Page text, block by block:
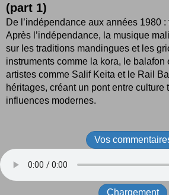
(part 1)
De l’indépendance aux années 1980
Après l’indépendance, la musique
sur les traditions mandingues et les
instruments comme la kora, le balafon
artistes comme Salif Keita et le Rail
héritages, créant un pont entre culture
influences modernes.
Vos
Chargement